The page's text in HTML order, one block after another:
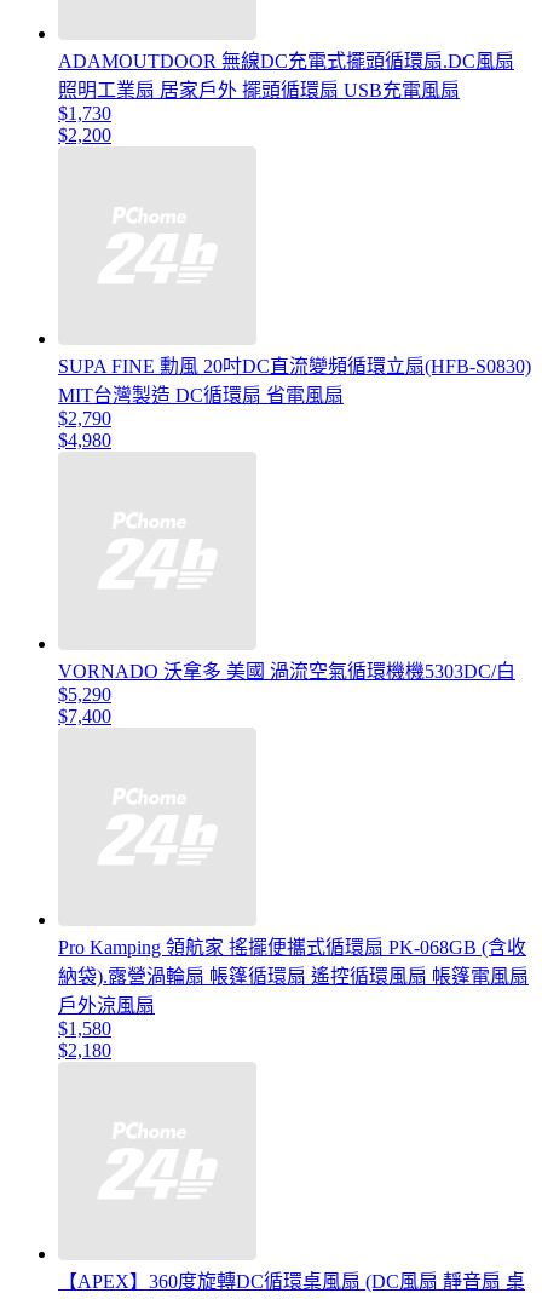
ADAMOUTDOOR 無線DC充電式擺頭循環扇.DC風扇
照明工業扇 居家戶外 擺頭循環扇 USB充電風扇
$1,730
$2,200
SUPA FINE 勳風 20吋DC直流變頻循環立扇(HFB-S0830)
MIT台灣製造 DC循環扇 省電風扇
$2,790
$4,980
VORNADO 沃拿多 美國 渦流空氣循環機機5303DC/白
$5,290
$7,400
Pro Kamping 領航家 搖擺便攜式循環扇 PK-068GB (含收
納袋).露營渦輪扇 帳篷循環扇 遙控循環風扇 帳篷電風扇
戶外涼風扇
$1,580
$2,180
【APEX】360度旋轉DC循環桌風扇 (DC風扇 靜音扇 桌